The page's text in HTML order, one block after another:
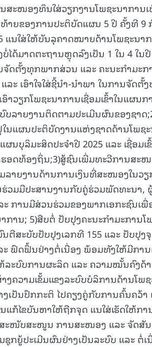
ສະໜອງທຶນໃສ່ວຽກງານໂພຊະນາການ
ທ້າຍຂອງການປະຕິບັດແຜນ 5 ປີ ຄັ້ງທີ
ແນໃສ່ໃຫ້ບັນລຸຄາດໝາຍດ້ານໂພຊະນາ
ໄດ້ມາດຕະຖານຫຼຸດລົງເປັນ 1 ໃນ 4 ໃນ
ດຕັ້ງທຸກພາກສ່ວນ ແລະ ຄະນະກຳມະກ
ະ ເອົາໃຈໃສ່ຊີ້ນຳ-ນຳພາ ໃນການຈັດຕັ້
າວຽກໂພຊະນາການເຊື່ອມເຂົ້າໃນແຜນ
ບລາຍງານຕິດຕາມປະເມີນຜົນຂອງຊາ
ແຜນປະຕິບັດງານແຫ່ງຊາດດ້ານໂພຊະ
ນບຸລິມະສິດປະຈໍາປີ 2025 ແລະ ເຊື່ອມ
ດທ້ອງຖິ່ນ;3)ສູ້ຊົນເພີ່ມທະວີການສະໜ
າຍງານດ້ານການເງິນທີ່ສະໜອງໃນວຽ
ວມມືປະສານງານກັບຄູ່ຮ່ວມພັດທະນາ,
ການມີສ່ວນຮ່ວມຂອງພາກເອກະຊົນເ
ານ; 5)ສືບຕໍ່ ປັບປຸງຄະນະກຳມະການໂ
ຕີສະບັບປັບປຸງເລກທີ 155 ແລະ ປັບປຸງ
ຟົດຟຶ້ນຢ່າງຕໍ່ເນື່ອງ ພ້ອມທັງໃຫ້ມີການ
ລະບົບການຜະລິດ ແລະ ຄວາມໝັ້ນຄົງດ້
ຄວາມເຂັ້ມແຂງລະບົບບໍລິການດ້ານໂພຊ
ເປັນປົກກະຕິ ໄປຄຽງຄູ່ກັບການຄົ້ນຄວ້າ
ແກ້ໄຂບັນຫາໃຫ້ຖືກຈຸດ ແນໃສ່ເຮັດໃຫ້ກ
ະໜັບສະໜູນ ການສະໜອງ ແລະ ຈັດສັນ
ກຍູ້ປະເມີນຜົນຢ່າງເປັນລະບົບ ແລະ ຕໍ່